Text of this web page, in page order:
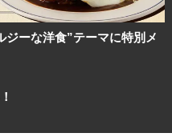
ーな洋食”テーマに特別メ